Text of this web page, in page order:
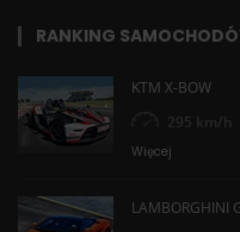
RANKING
KTM X-BOW
295 km/h
Więcej
LAMBORGHINI